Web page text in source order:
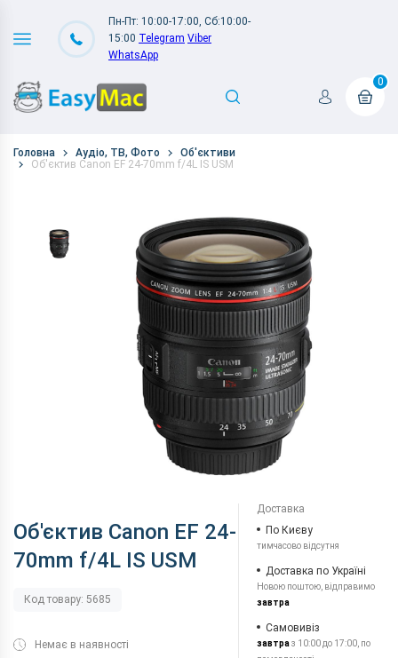
Пн-Пт: 10:00-17:00, Сб:10:00-
15:00 Telegram Viber
WhatsApp
0
Головна Аудіо, ТВ, Фото
Об'єктиви
Об'єктив Canon EF 24-70mm f/4L IS USM
Об'єктив Canon EF 24-
70mm f/4L IS USM
Код товару: 5685
Немає в наявності
Доставка
По Києву
тимчасово відсутня
Доставка по Україні
Новою поштою, відправимо
завтра
Самовивіз
завтраз 10:00 до 17:00, по